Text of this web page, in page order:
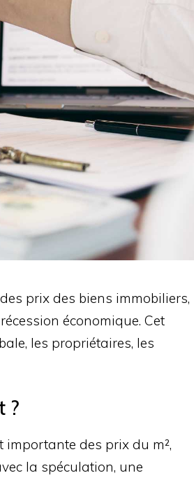
prix des biens immobiliers,
économique. Cet
les propriétaires, les
?
des prix du m²,
la spéculation, une